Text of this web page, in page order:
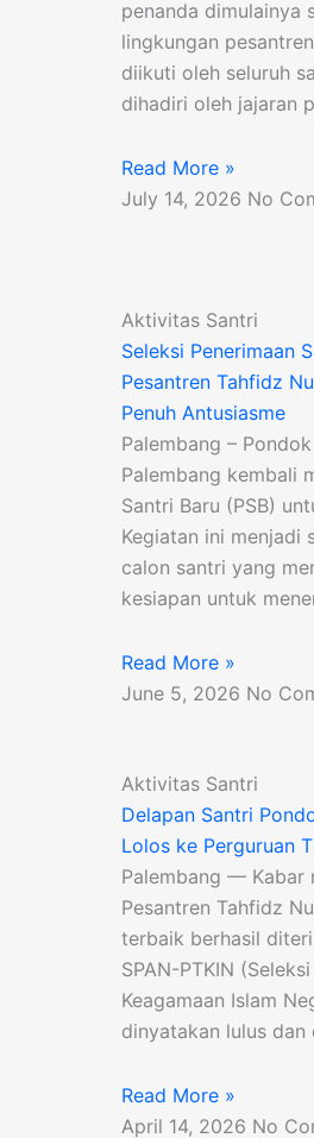
penanda dimulainya
lingkungan
diikuti oleh seluruh
dihadiri oleh jajaran
Read More »
July 14, 2026 No
Aktivitas Santri
Seleksi Penerimaan
Pesantren Tahfidz
Penuh Antusiasme
Palembang –
Palembang kembali
Santri Baru (PSB)
Kegiatan ini menjadi
calon santri yang
kesiapan untuk
Read More »
June 5, 2026 No
Aktivitas Santri
Delapan Santri
Lolos ke Perguruan
Palembang — Kabar
Pesantren Tahfidz
terbaik berhasil
SPAN-PTKIN
Keagamaan Islam
dinyatakan lulus dan
Read More »
April 14, 2026 No